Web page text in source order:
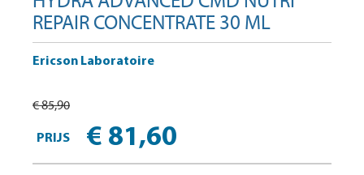
REPAIR CONCENTRATE 30 ML
Ericson Laboratoire
€ 85,90
PRIJS € 81,60